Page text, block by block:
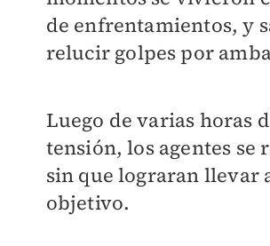
de enfrentamientos, y
relucir golpes por
Luego de varias horas
tensión, los agentes se
sin que lograran llevar
objetivo.